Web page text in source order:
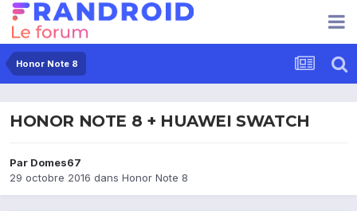
Honor Note 8
HONOR NOTE 8 + HUAWEI SWATCH
Par Domes67
29 octobre 2016 dans Honor Note 8